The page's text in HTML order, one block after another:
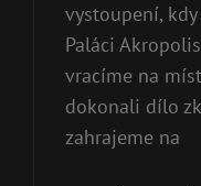
vystoupení,
Paláci
vracíme na
dokonali dílo
zahrajeme na